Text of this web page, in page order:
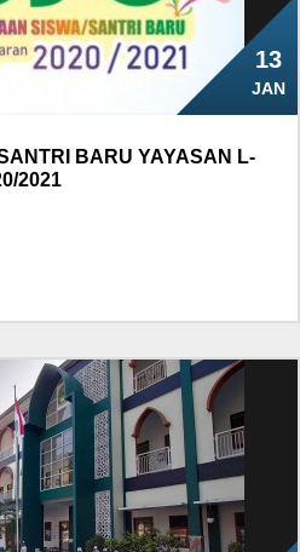
13
JAN
BARU YAYASAN L-
2021